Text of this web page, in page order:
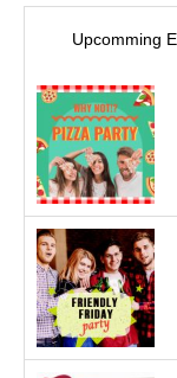
Upcomming